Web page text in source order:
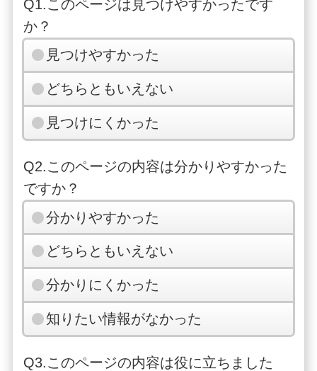
Q1.このページは見つけやすかったです
か？
見つけやすかった
どちらともいえない
見つけにくかった
Q2.このページの内容は分かりやすかった
ですか？
分かりやすかった
どちらともいえない
分かりにくかった
知りたい情報がなかった
Q3.このページの内容は役に立ちました